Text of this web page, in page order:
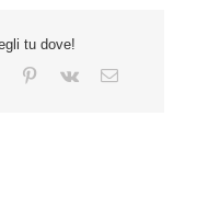
tu dove!
Tumblr Pinterest
Vk Email